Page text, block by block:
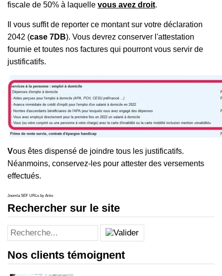
fiscale de 50% à laquelle vous avez droit.
Il vous suffit de reporter ce montant sur votre déclaration
2042 (case 7DB). Vous devrez conserver l'attestation
fournie et toutes nos factures qui pourront vous servir de
justificatifs.
Vous êtes dispensé de joindre tous les justificatifs.
Néanmoins, conservez-les pour attester des versements
effectués.
Joomla SEF URLs by Artio
Rechercher sur le site
Nos clients témoignent